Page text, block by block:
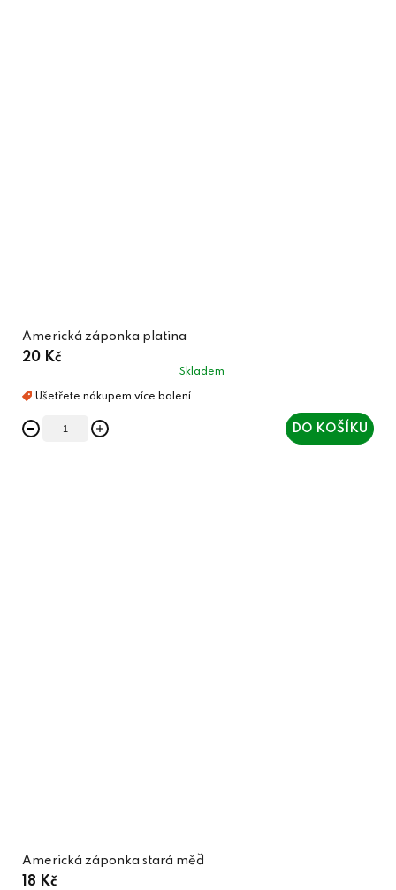
Americká záponka platina
20 Kč
Skladem
DO KOŠÍKU
Americká záponka stará měď
18 Kč